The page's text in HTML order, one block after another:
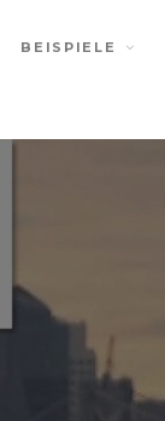
BEISPIELE